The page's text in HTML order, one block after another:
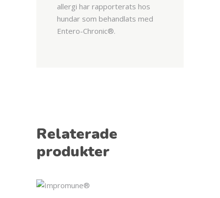
allergi har rapporterats hos
hundar som behandlats med
Entero-Chronic®.
Relaterade
produkter